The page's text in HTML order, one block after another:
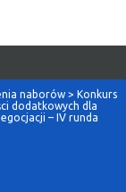
naborów > Konkurs
dodatkowych dla
– IV runda